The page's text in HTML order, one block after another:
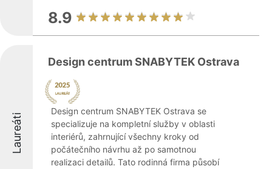
8.9
Laureáti
Design centrum SNABYTEK Ostrava
Design centrum SNABYTEK Ostrava se
specializuje na kompletní služby v oblasti
interiérů, zahrnující všechny kroky od
počátečního návrhu až po samotnou
realizaci detailů. Tato rodinná firma působí